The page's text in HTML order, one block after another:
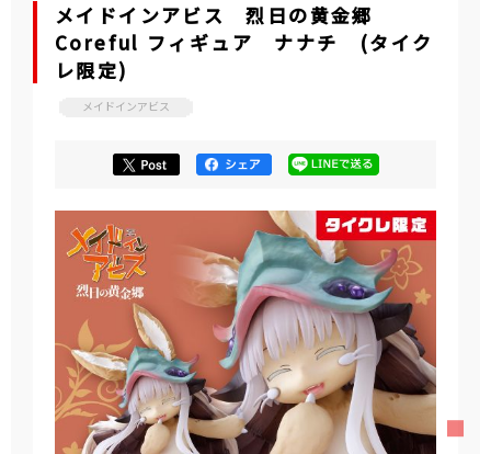
メイドインアビス 烈日の黄金郷
Coreful フィギュア ナナチ (タイク
レ限定)
メイドインアビス